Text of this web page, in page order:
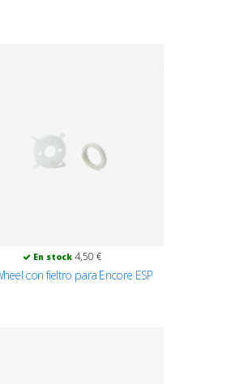
En stock 4,50 €
con fieltro para Encore ESP